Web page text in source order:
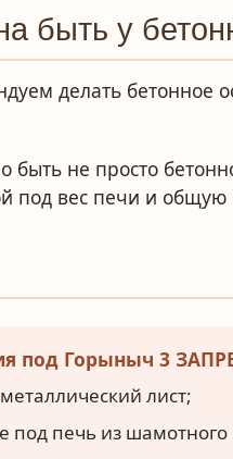
быть у
делать бетонное
не просто
под вес печи и общую
под Горыныч 3
лист;
под печь из